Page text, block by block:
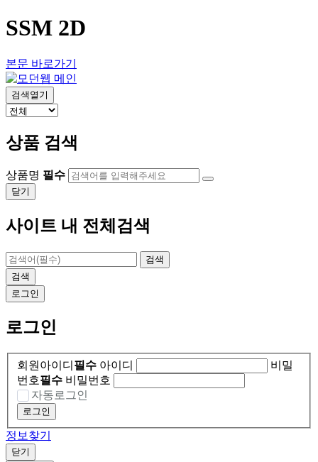
SSM 2D
본문 바로가기
검색열기
상품 검색
상품명 필수
닫기
사이트 내 전체검색
검색
검색
로그인
로그인
회원아이디 필수 아이디
비밀
번호필수 비밀번호
자동로그인
로그인
정보찾기
닫기